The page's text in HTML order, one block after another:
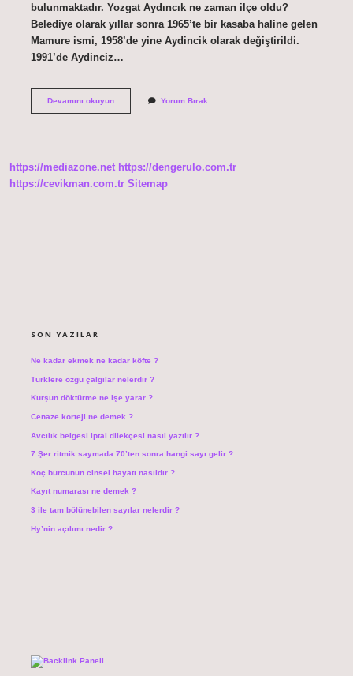
bulunmaktadır. Yozgat Aydıncık ne zaman ilçe oldu?
Belediye olarak yıllar sonra 1965’te bir kasaba haline gelen
Mamure ismi, 1958’de yine Aydincik olarak değiştirildi.
1991’de Aydinciz…
Devamını okuyunAydıncık
Yorum Bırak
https://mediazone.net https://dengerulo.com.tr
https://cevikman.com.tr Sitemap
SON YAZILAR
Ne kadar ekmek ne kadar köfte ?
Türklere özgü çalgılar nelerdir ?
Kurşun döktürme ne işe yarar ?
Cenaze korteji ne demek ?
Avcılık belgesi iptal dilekçesi nasıl yazılır ?
7 Şer ritmik saymada 70’ten sonra hangi sayı gelir ?
Koç burcunun cinsel hayatı nasıldır ?
Kayıt numarası ne demek ?
3 ile tam bölünebilen sayılar nelerdir ?
Hy’nin açılımı nedir ?